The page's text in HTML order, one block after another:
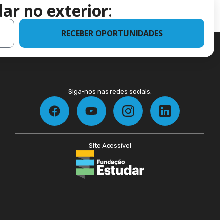
no exterior:
RECEBER OPORTUNIDADES
Siga-nos nas redes sociais:
Site Acessível